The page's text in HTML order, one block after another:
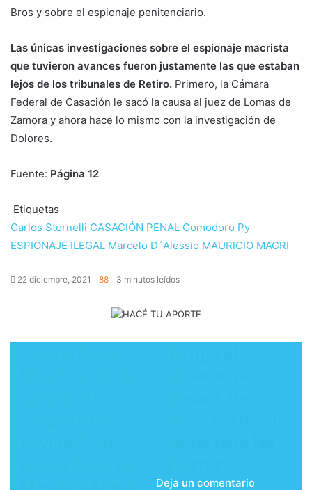
Bros y sobre el espionaje penitenciario.
Las únicas investigaciones sobre el espionaje macrista
que tuvieron avances fueron justamente las que estaban
lejos de los tribunales de Retiro. Primero, la Cámara
Federal de Casación le sacó la causa al juez de Lomas de
Zamora y ahora hace lo mismo con la investigación de
Dolores.
Fuente: Página 12
Etiquetas
Carlos Stornelli CASACIÓN PENAL Comodoro Py
ESPIONAJE ILEGAL Marcelo D´Alessio MAURICIO MACRI
22 diciembre, 2021 88 3 minutos leídos
Deja un comentario